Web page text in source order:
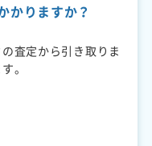
かりますか？
査定から引き取りま
。